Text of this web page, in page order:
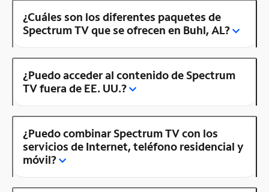
¿Cuáles son los diferentes paquetes de
Spectrum TV que se ofrecen en Buhl, AL?
¿Puedo acceder al contenido de Spectrum
TV fuera de EE. UU.?
¿Puedo combinar Spectrum TV con los
servicios de Internet, teléfono residencial y
móvil?